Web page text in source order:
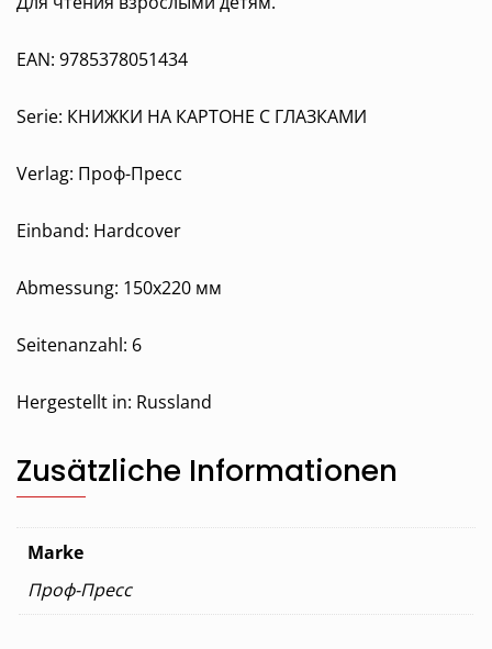
EAN: 9785378051434
Serie: КНИЖКИ НА КАРТОНЕ С ГЛАЗКАМИ
Verlag: Проф-Пресс
Einband: Hardcover
Abmessung: 150х220 мм
Seitenanzahl: 6
Hergestellt in: Russland
Zusätzliche Informationen
Marke
Проф-Пресс